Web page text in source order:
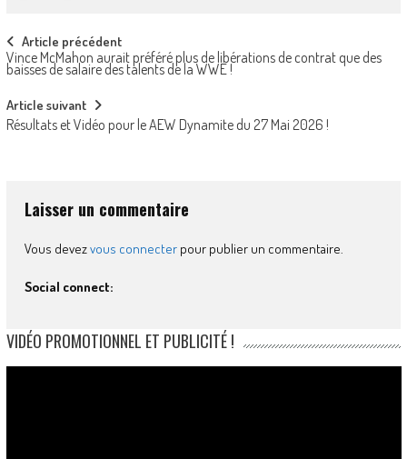
Post
navigation
Article précédent
Vince McMahon aurait préféré plus de libérations de contrat que des
baisses de salaire des talents de la WWE !
Article suivant
Résultats et Vidéo pour le AEW Dynamite du 27 Mai 2026 !
Laisser un commentaire
Vous devezvous connecterpour publier un commentaire.
Social connect:
VIDÉO PROMOTIONNEL ET PUBLICITÉ !